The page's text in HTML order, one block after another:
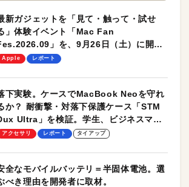
新ガジェットを「見て・触って・試せ
」体験イベント「Mac Fan
」を、9月26日（土）に開催
ます！
Apple レポート
下実験。ケースでMacBook Neoを守れ
か？ 耐衝撃・対落下保護ケース「STM
Ultra」を検証。学生、ビジネスマン
モバイルユースに最適！
アクセサリ レポート タイアップ
全なモバイルバッテリ＝半固体電池。選
べき理由を開発者に取材。